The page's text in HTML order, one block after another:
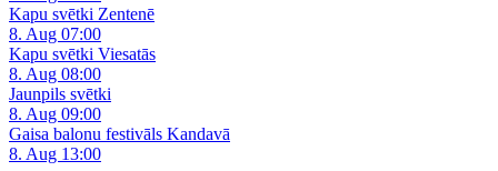
Kapu svētki Zentenē
8. Aug 07:00
Kapu svētki Viesatās
8. Aug 08:00
Jaunpils svētki
8. Aug 09:00
Gaisa balonu festivāls Kandavā
8. Aug 13:00